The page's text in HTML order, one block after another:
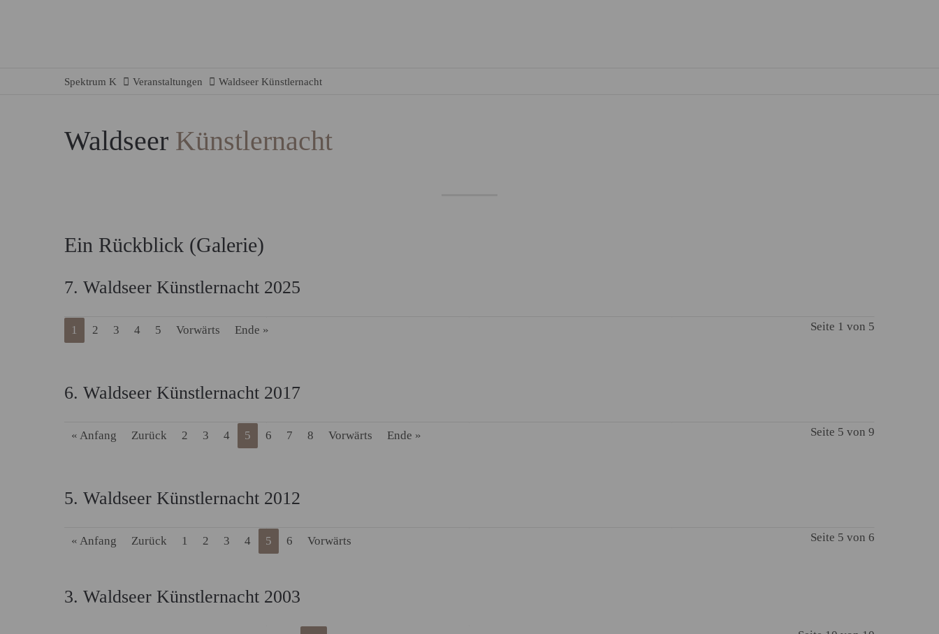
Spektrum K Veranstaltungen Waldseer Künstlernacht
Waldseer Künstlernacht
Ein Rückblick (Galerie)
7. Waldseer Künstlernacht 2025
Seite 1 von 5
1 2 3 4 5 Vorwärts Ende »
6. Waldseer Künstlernacht 2017
Seite 5 von 9
« Anfang Zurück 2 3 4 5 6 7 8 Vorwärts Ende »
5. Waldseer Künstlernacht 2012
Seite 5 von 6
« Anfang Zurück 1 2 3 4 5 6 Vorwärts
3. Waldseer Künstlernacht 2003